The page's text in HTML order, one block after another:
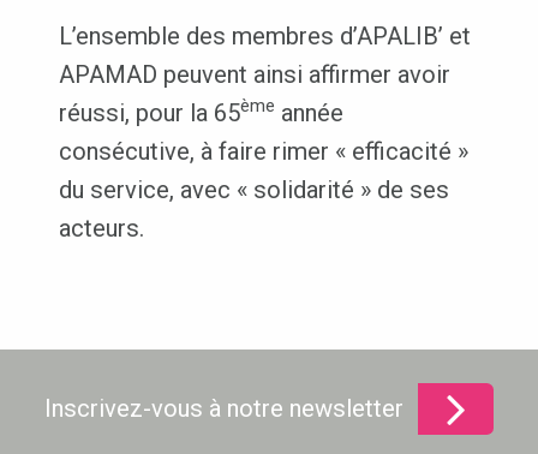
L’ensemble des membres d’APALIB’ et
APAMAD peuvent ainsi affirmer avoir
réussi, pour la 65ème année
consécutive, à faire rimer « efficacité »
du service, avec « solidarité » de ses
acteurs.
Inscrivez-vous à notre newsletter